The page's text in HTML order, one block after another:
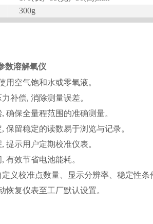
300g
数溶解氧仪
用空气饱和水或零氧液。
补偿, 消除测量误差。
, 确保全量程范围的准确测量。
保留稳定的读数易于浏览与记录。
提示用户定期校准仪表。
有效节省电池能耗。
定义校准点数量、显示分辨率、稳定性条
恢复仪表至工厂默认设置。